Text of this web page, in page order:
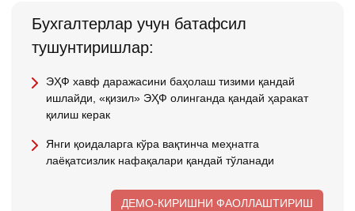
Бухгалтерлар учун батафсил
тушунтиришлар:
ЭҲФ хавф даражасини баҳолаш тизими қандай
ишлайди, «қизил» ЭҲФ олинганда қандай ҳаракат
қилиш керак
Янги қоидаларга кўра вақтинча меҳнатга
лаёқатсизлик нафақалари қандай тўланади
ДЕМО-КИРИШНИ ФАОЛЛАШТИРИШ